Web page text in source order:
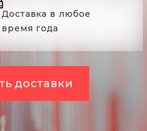
Доставка в любое
время года
доставки